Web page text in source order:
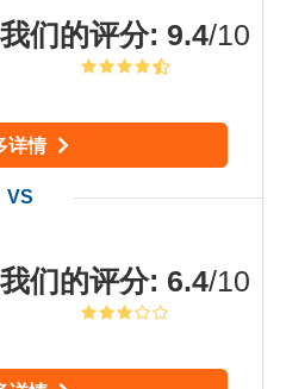
我们的评分: 9.4/10
详情
我们的评分: 6.4/10